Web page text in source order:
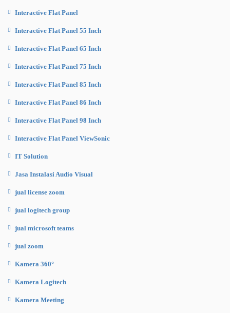
Interactive Flat Panel
Interactive Flat Panel 55 Inch
Interactive Flat Panel 65 Inch
Interactive Flat Panel 75 Inch
Interactive Flat Panel 85 Inch
Interactive Flat Panel 86 Inch
Interactive Flat Panel 98 Inch
Interactive Flat Panel ViewSonic
IT Solution
Jasa Instalasi Audio Visual
jual license zoom
jual logitech group
jual microsoft teams
jual zoom
Kamera 360°
Kamera Logitech
Kamera Meeting